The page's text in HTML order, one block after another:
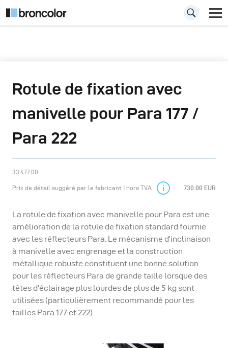
Rotule de fixation avec
manivelle pour Para 177 /
Para 222
33.477.00
Prix de détail suggéré par le fabricant | hors TVA 730.00 EUR
La rotule de fixation avec manivelle pour Para est une
amélioration de la rotule de fixation standard fournie
avec les réflecteurs Para. Le mécanisme d'inclinaison
à manivelle avec engrenage et la construction
métallique robuste constituent une bonne solution
pour les réflecteurs Para de grande taille lorsque des
têtes d'éclairage plus lourdes de plus de 5 kg sont
utilisées (particulièrement recommandé pour les
tailles Para 177 et 222).